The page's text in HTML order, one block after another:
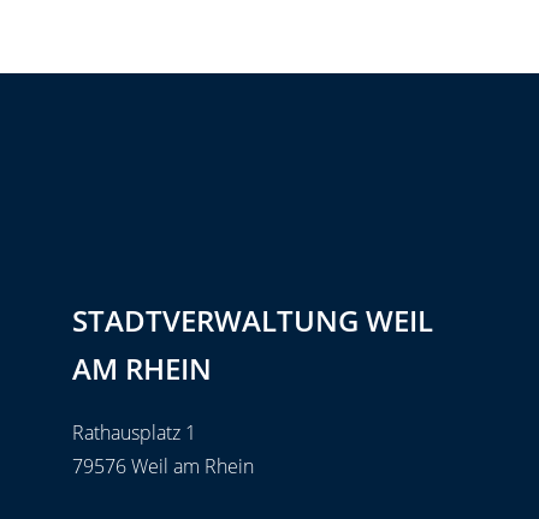
STADTVERWALTUNG WEIL
AM RHEIN
Rathausplatz 1
79576 Weil am Rhein